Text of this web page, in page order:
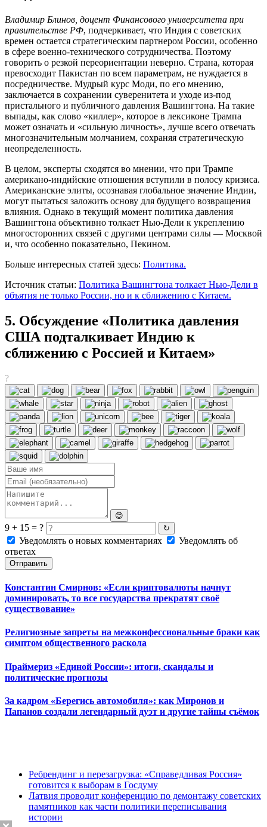
Владимир Блинов, доцент Финансового университета при
правительстве РФ, подчеркивает, что Индия с советских
времен остается стратегическим партнером России, особенно
в сфере военно-технического сотрудничества. Поэтому
говорить о резкой переориентации неверно. Страна, которая
превосходит Пакистан по всем параметрам, не нуждается в
посредничестве. Мудрый курс Моди, по его мнению,
заключается в сохранении суверенитета и уходе из-под
пристального и публичного давления Вашингтона. На такие
выпады, как слово «киллер», которое в лексиконе Трампа
может означать и «сильную личность», лучше всего отвечать
многозначительным молчанием, сохраняя стратегическую
неопределенность.
В целом, эксперты сходятся во мнении, что при Трампе
американо-индийские отношения вступили в полосу кризиса.
Американские элиты, осознавая глобальное значение Индии,
могут пытаться заложить основу для будущего возвращения
влияния. Однако в текущий момент политика давления
Вашингтона объективно толкает Нью-Дели к укреплению
многосторонних связей с другими центрами силы — Москвой
и, что особенно показательно, Пекином.
Больше интересных статей здесь: Политика.
Источник статьи: Политика Вашингтона толкает Нью-Дели в
объятия не только России, но и к сближению с Китаем.
5. Обсуждение «Политика давления
США подталкивает Индию к
сближению с Россией и Китаем»
?
😊
9 + 15 = ? ↻
Уведомлять о новых комментариях
Уведомлять об
ответах
Отправить
Константин Смирнов: «Если криптовалюты начнут
доминировать, то все государства прекратят своё
существование»
Религиозные запреты на межконфессиональные браки как
симптом общественного раскола
Праймериз «Единой России»: итоги, скандалы и
политические прогнозы
За кадром «Берегись автомобиля»: как Миронов и
Папанов создали легендарный дуэт и другие тайны съёмок
Ребрендинг и перезагрузка: «Справедливая Россия»
готовится к выборам в Госдуму
Латвия проводит конференцию по демонтажу советских
памятников как части политики переписывания
истории